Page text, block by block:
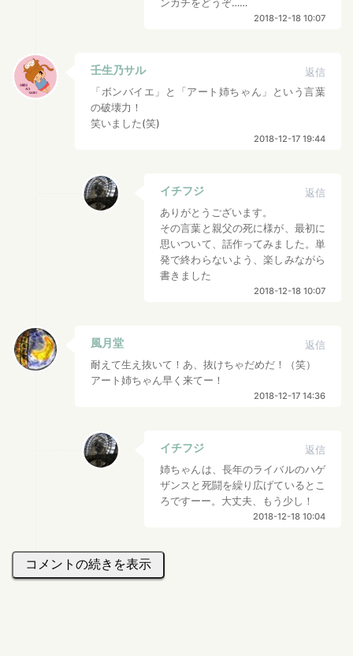
ンカチをどうぞ……
2018-12-18 10:07
壬生乃サル
返信
「ボンバイエ」と「アート姉ちゃん」という言葉
の破壊力！
笑いました(笑)
2018-12-17 19:44
イチフジ
返信
ありがとうございます。
その言葉と親父の死に様が、最初に
思いついて、話作ってみました。単
発で終わらないよう、楽しみながら
書きました
2018-12-18 10:07
風月堂
返信
耐えて生え抜いて！あ、抜けちゃだめだ！（笑）
アート姉ちゃん早く来てー！
2018-12-17 14:36
イチフジ
返信
姉ちゃんは、長年のライバルのハゲ
ザンスと死闘を繰り広げているとこ
ろですーー。大丈夫、もう少し！
2018-12-18 10:04
コメントの続きを表示